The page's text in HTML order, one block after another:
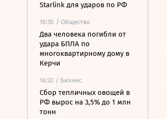
Starlink для ударов по РФ
16:35 / Общество
Два человека погибли от
удара БПЛА по
многоквартирному дому в
Керчи
16:32 / Бизнес
Сбор тепличных овощей в
РФ вырос на 3,5% до 1 млн
тонн